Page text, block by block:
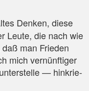
Den­ken, die­se
Leu­te, die nach wie
man Frie­den
mich ver­nünf­ti­ger
unter­stel­le — hin­krie­